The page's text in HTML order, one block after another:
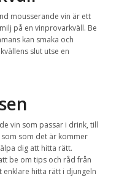
mousserande vin är ett
på en vinprovarkväll. Be
kan smaka och
slut utse en
vin som passar i drink, till
som det är kommer
dig att hitta rätt.
be om tips och råd från
enklare hitta rätt i djungeln